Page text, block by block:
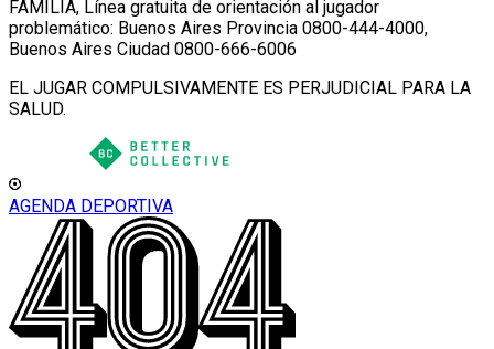
FAMILIA, Línea gratuita de orientación al jugador
problemático: Buenos Aires Provincia 0800-444-4000,
Buenos Aires Ciudad 0800-666-6006
EL JUGAR COMPULSIVAMENTE ES PERJUDICIAL PARA LA
SALUD.
AGENDA DEPORTIVA